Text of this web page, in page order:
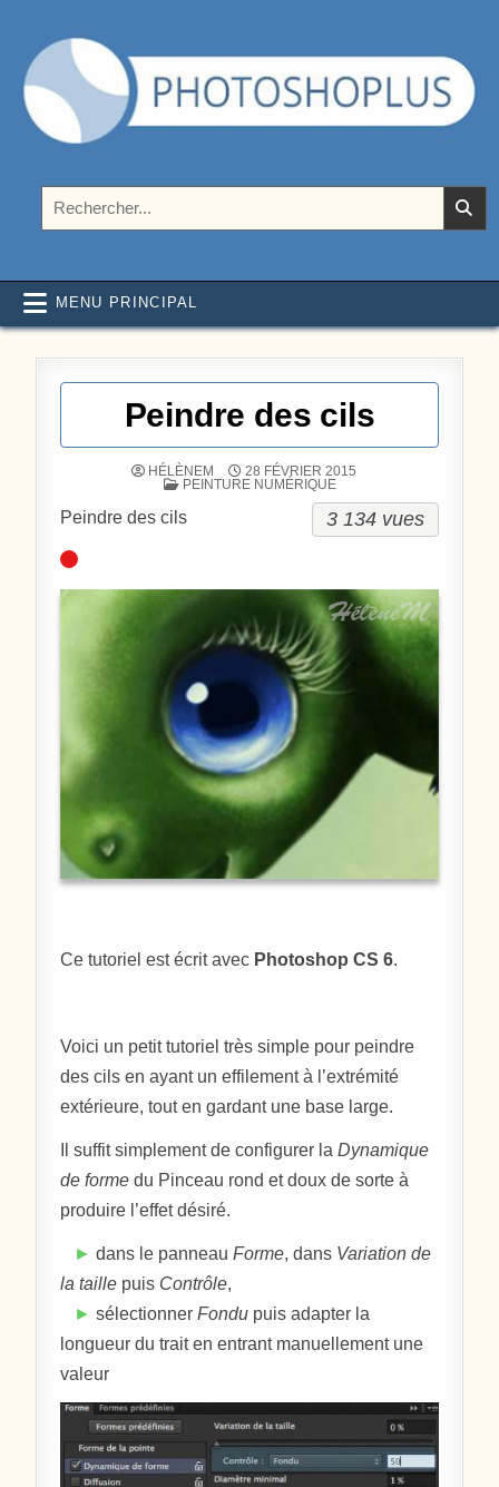
Photoshoplus
MENU PRINCIPAL
Peindre des cils
HÉLÈNEM 28 FÉVRIER 2015
POSTÉ DANS
PEINTURE NUMÉRIQUE
3 134 vues
Peindre des cils
Ce tutoriel est écrit avec Photoshop CS 6.
Voici un petit tutoriel très simple pour peindre
des cils en ayant un effilement à l’extrémité
extérieure, tout en gardant une base large.
Il suffit simplement de configurer laDynamique
de forme du Pinceau rond et doux de sorte à
produire l’effet désiré.
► dans le panneauForme, dans Variation de
la taille puis Contrôle,
► sélectionnerFondu puis adapter la
longueur du trait en entrant manuellement une
valeur